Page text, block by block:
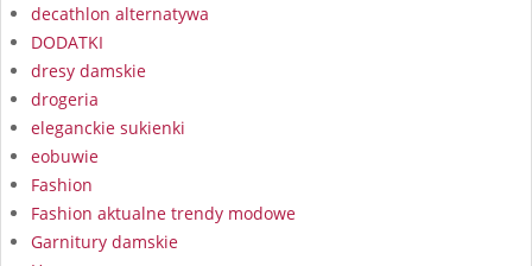
decathlon alternatywa
DODATKI
dresy damskie
drogeria
eleganckie sukienki
eobuwie
Fashion
Fashion aktualne trendy modowe
Garnitury damskie